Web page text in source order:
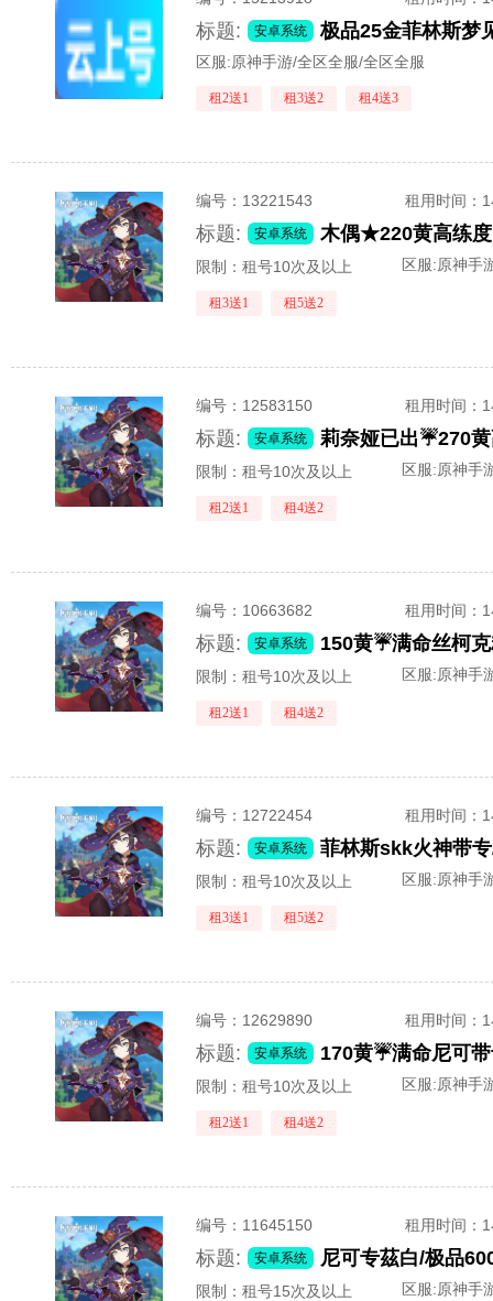
标题: 安卓系统 极品25金菲林斯梦
区服:原神手游/全区全服/全区全服
租2送1 租3送2 租4送3
编号： 13221543 租用时间 ：
标题: 安卓系统
限制：租号10次及以上 区服:原神手
租3送1 租5送2
编号： 12583150 租用时间 ：
标题: 安卓系统
限制：租号10次及以上 区服:原神手
租2送1 租4送2
编号： 10663682 租用时间 ：
标题: 安卓系统
限制：租号10次及以上 区服:原神手
租2送1 租4送2
编号： 12722454 租用时间 ：
标题: 安卓系统
限制：租号10次及以上 区服:原神手
租3送1 租5送2
编号： 12629890 租用时间 ：
标题: 安卓系统
限制：租号10次及以上 区服:原神手
租2送1 租4送2
编号： 11645150 租用时间 ：
标题: 安卓系统
限制：租号15次及以上 区服:原神手